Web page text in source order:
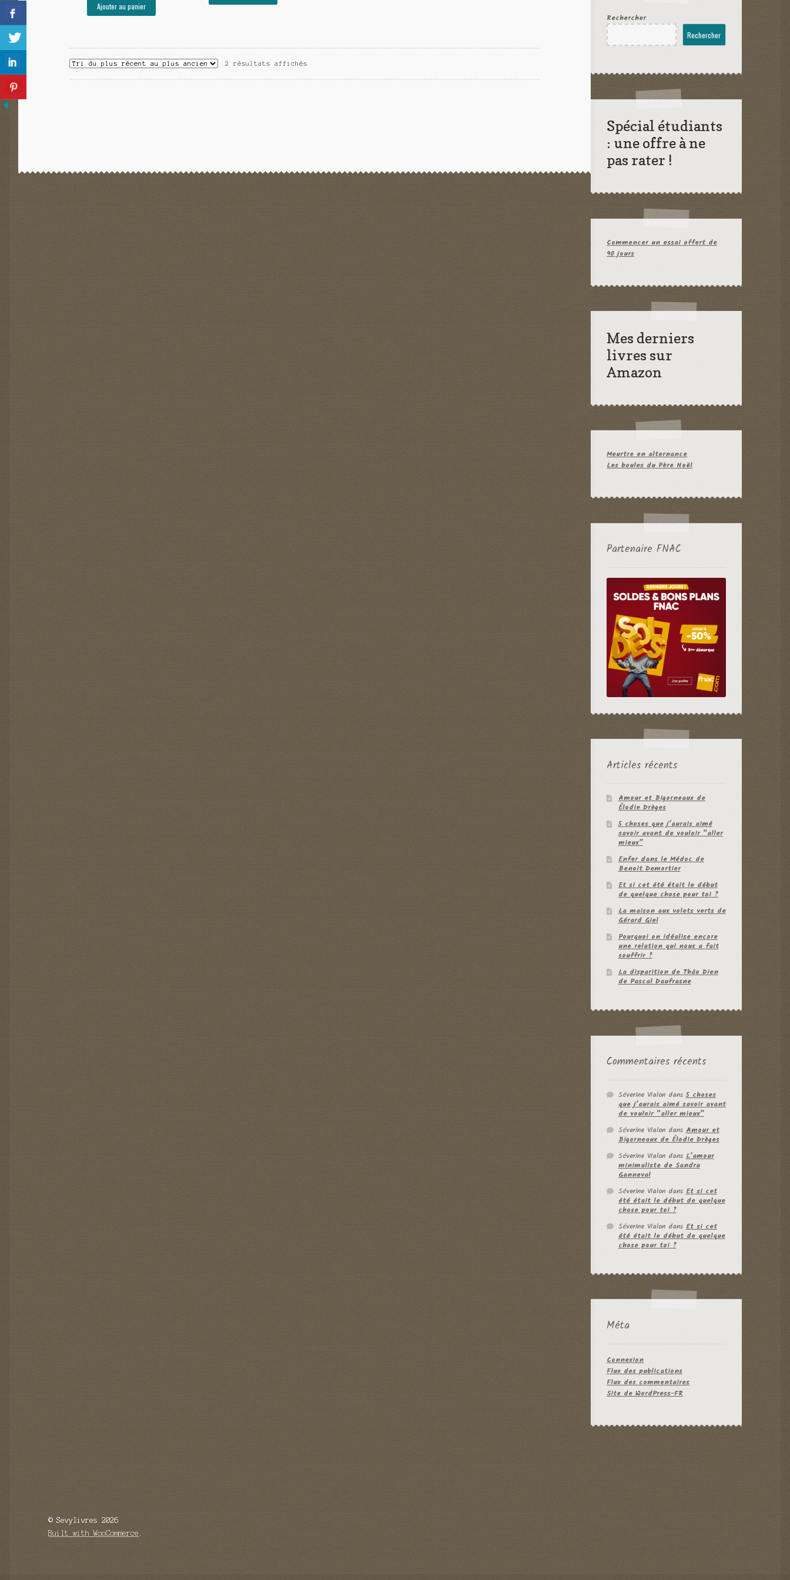
initial
est :
Ajouter au panier
est :
2 résultats affichés
Rechercher
Rechercher
Spécial étudiants
: une offre à ne
pas rater !
Commencer un essai offert de
90 jours
Mes derniers
livres sur
Amazon
Meurtre en alternance
Les boules du Père Noël
Partenaire FNAC
Articles récents
Amour et Bigorneaux de
Élodie Drèges
5 choses que j’aurais aimé
savoir avant de vouloir “aller
mieux”
Enfer dans le Médoc de
Benoit Demortier
Et si cet été était le début
de quelque chose pour toi ?
La maison aux volets verts de
Gérard Giel
Pourquoi on idéalise encore
une relation qui nous a fait
souffrir ?
La disparition de Thâo Dien
de Pascal Daufrasne
Commentaires récents
Séverine Vialondans5 choses
que j’aurais aimé savoir avant
de vouloir “aller mieux”
Séverine VialondansAmour et
Bigorneaux de Élodie Drèges
Séverine VialondansL’amour
minimaliste de Sandra
Ganneval
Séverine VialondansEt si cet
été était le début de quelque
chose pour toi ?
Séverine VialondansEt si cet
été était le début de quelque
chose pour toi ?
Méta
Connexion
Flux des publications
Flux des commentaires
Site de WordPress-FR
© Sevylivres 2026
Built with WooCommerce